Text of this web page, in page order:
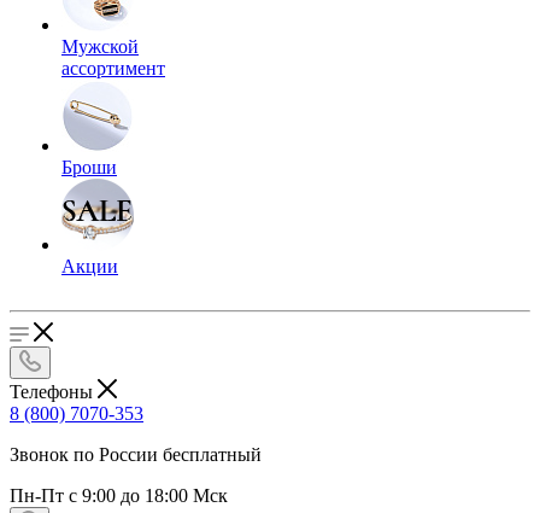
Мужской
ассортимент
Броши
Акции
Телефоны
8 (800) 7070-353
Звонок по России бесплатный
Пн-Пт с 9:00 до 18:00 Мск